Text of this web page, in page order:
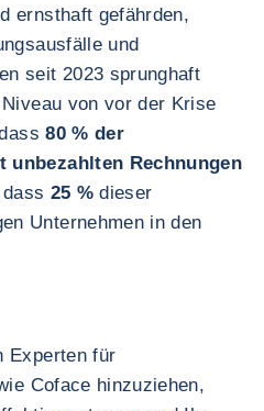
ernsthaft gefährden,
und
seit 2023 sprunghaft
von vor der Krise
80 % der
unbezahlten Rechnungen
25 %dieser
Unternehmen in den
Experten für
Coface hinzuziehen,